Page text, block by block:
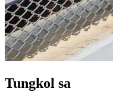
Tungkol sa